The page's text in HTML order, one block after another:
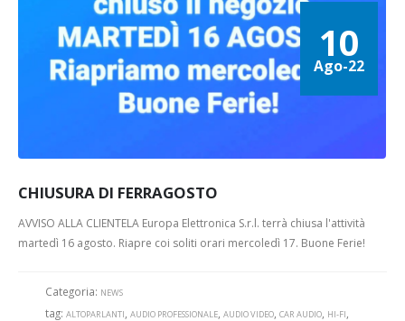
10
Ago-22
CHIUSURA DI FERRAGOSTO
AVVISO ALLA CLIENTELA Europa Elettronica S.r.l. terrà chiusa l'attività
martedì 16 agosto. Riapre coi soliti orari mercoledì 17. Buone Ferie!
Categoria: NEWS
tag: ALTOPARLANTI AUDIO PROFESSIONALE AUDIO VIDEO CAR AUDIO HI-FI